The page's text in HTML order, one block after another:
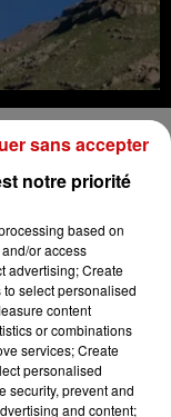
de Bas-Rhin a
sur une plaque
au niveau
pompiers
sur place par
pompier et
du Haut-
aérienne de
victime,
à la hanche.
notre priorité
based on
or access
advertising; Create
select personalised
content
or combinations
services; Create
personalised
security, prevent and
and content;
sans accepter